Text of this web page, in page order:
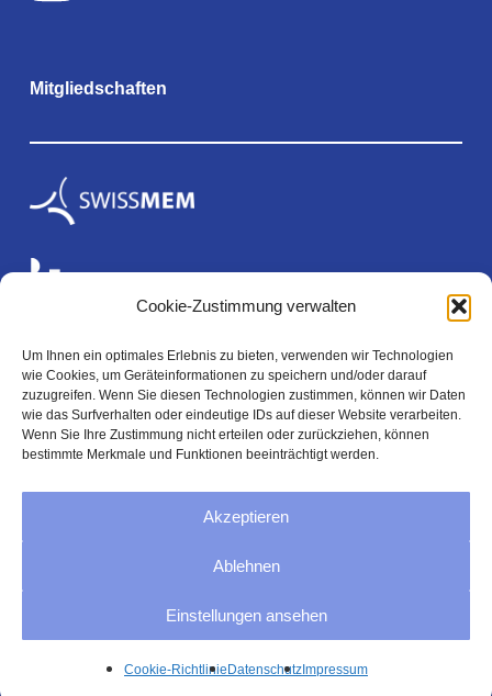
Cookie-Zustimmung verwalten
Um Ihnen ein optimales Erlebnis zu bieten, verwenden wir Technologien
wie Cookies, um Geräteinformationen zu speichern und/oder darauf
zuzugreifen. Wenn Sie diesen Technologien zustimmen, können wir Daten
wie das Surfverhalten oder eindeutige IDs auf dieser Website verarbeiten.
Wenn Sie Ihre Zustimmung nicht erteilen oder zurückziehen, können
bestimmte Merkmale und Funktionen beeinträchtigt werden.
Akzeptieren
Ablehnen
Einstellungen ansehen
Cookie-Richtlinie Datenschutz Impressum
Mitgliedschaften
Rechtliches
Impressum
Cookie-Richtlinie (EU)